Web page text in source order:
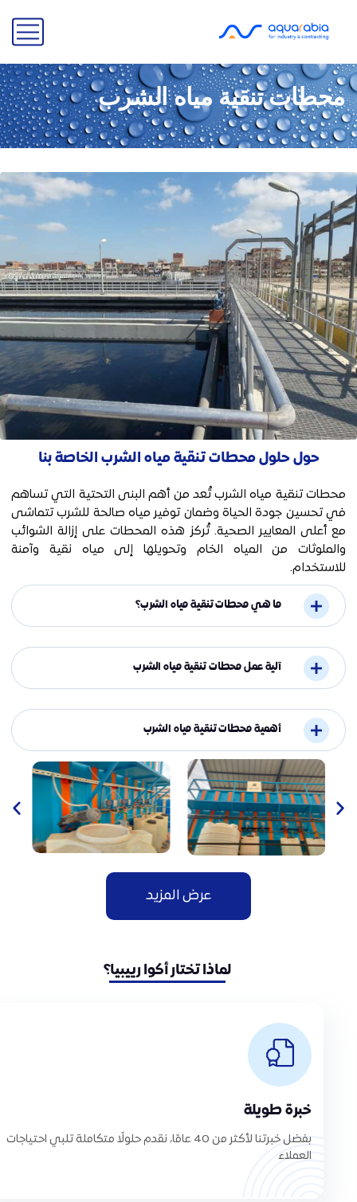
محطات تنقية مياه الشرب
حول حلول محطات تنقية مياه الشرب الخاصة بنا
محطات تنقية مياه الشرب تُعد من أهم البنى التحتية التي تساهم
في تحسين جودة الحياة وضمان توفير مياه صالحة للشرب تتماشى
مع أعلى المعايير الصحية. تُركز هذه المحطات على إزالة الشوائب
والملوثات من المياه الخام وتحويلها إلى مياه نقية وآمنة
للاستخدام.
ما هي محطات تنقية مياه الشرب؟
آلية عمل محطات تنقية مياه الشرب
أهمية محطات تنقية مياه الشرب
عرض المزيد
لماذا تختار أكوا رييبيا؟
خبرة طويلة
بفضل خبرتنا لأكثر من 40 عامًا، نقدم حلولًا متكاملة تلبي احتياجات
العملاء